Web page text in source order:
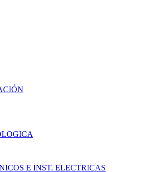
E INST. ELECTRICAS